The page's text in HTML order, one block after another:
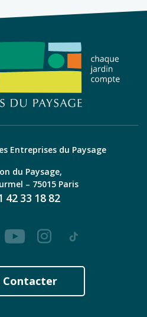
Entreprises du Paysage
du Paysage,
– 75015 Paris
42 33 18 82
YoutubeInstagram
Tiktok
Contacter